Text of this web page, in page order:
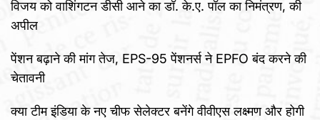
विजय को वाशिंगटन डीसी आने का डॉ. के.ए. पॉल का निमंत्रण, की
अपील
पेंशन बढ़ाने की मांग तेज, EPS-95 पेंशनर्स ने EPFO बंद करने की
चेतावनी
क्या टीम इंडिया के नए चीफ सेलेक्टर बनेंगे वीवीएस लक्ष्मण और होगी